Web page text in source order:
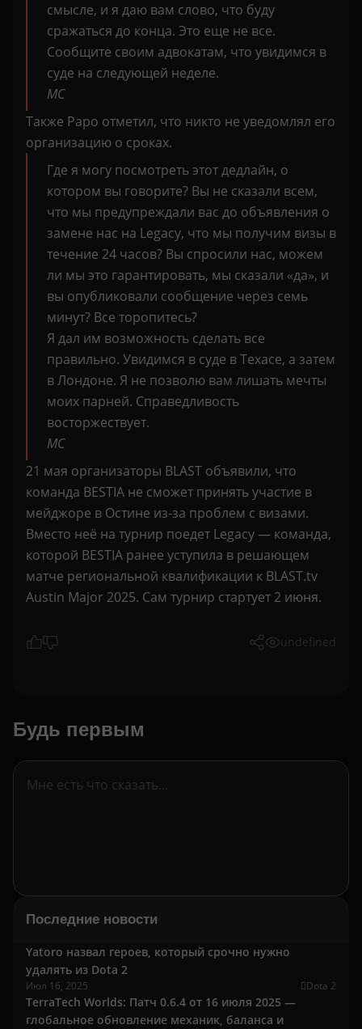
смысле, и я даю вам слово, что буду
сражаться до конца. Это еще не все.
Сообщите своим адвокатам, что увидимся в
суде на следующей неделе.
MC
Также Papo отметил, что никто не уведомлял его
организацию о сроках.
Где я могу посмотреть этот дедлайн, о
котором вы говорите? Вы не сказали всем,
что мы предупреждали вас до объявления о
замене нас на Legacy, что мы получим визы в
течение 24 часов? Вы спросили нас, можем
ли мы это гарантировать, мы сказали «да», и
вы опубликовали сообщение через семь
минут? Все торопитесь?
Я дал им возможность сделать все
правильно. Увидимся в суде в Техасе, а затем
в Лондоне. Я не позволю вам лишать мечты
моих парней. Справедливость
восторжествует.
MC
21 мая организаторы BLAST объявили, что
команда BESTIA не сможет принять участие в
мейджоре в Остине из-за проблем с визами.
Вместо неё на турнир поедет Legacy — команда,
которой BESTIA ранее уступила в решающем
матче региональной квалификации к BLAST.tv
Austin Major 2025. Сам турнир стартует 2 июня.
undefined
Будь первым
Последние новости
Yatoro назвал героев, который срочно нужно
удалять из Dota 2
Июл 16, 2025 Dota 2
TerraTech Worlds: Патч 0.6.4 от 16 июля 2025 —
глобальное обновление механик, баланса и